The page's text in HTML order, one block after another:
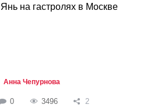
Янь на гастролях в Москве
Анна Чепурнова
0 3496 2